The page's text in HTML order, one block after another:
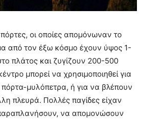
πόρτες, οι οποίες απομόνωναν το
από τον έξω κόσμο έχουν ύψος 1-
πλάτος και ζυγίζουν 200-500
μπορεί να χρησιμοποιηθεί για
πόρτα-μυλόπετρα, ή για να βλέπουν
πλευρά. Πολλές παγίδες είχαν
παραπλανήσουν, να απομονώσουν